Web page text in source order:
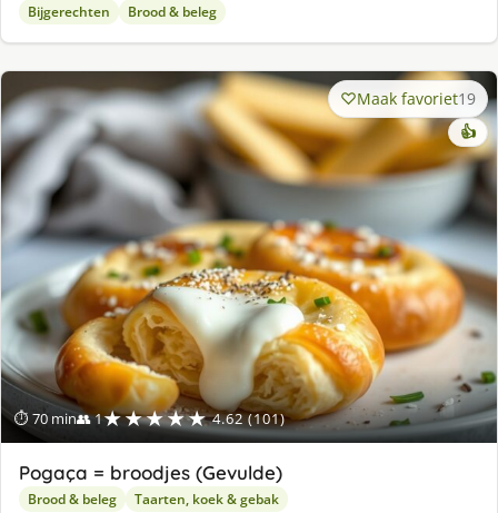
Bijgerechten Brood & beleg
⏱ 70 min👥 1★★★★★ 4.62 (101)
Maak favoriet19
👍
Pogaça = broodjes (Gevulde)
Brood & beleg Taarten, koek & gebak